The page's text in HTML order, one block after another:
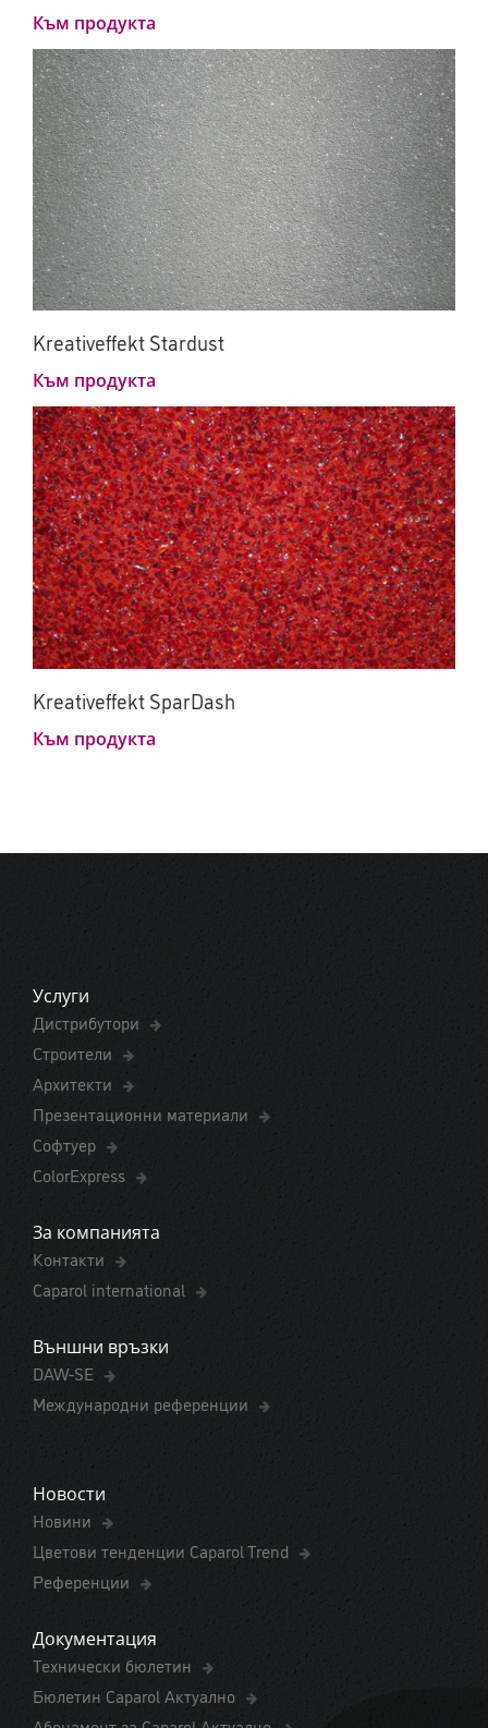
Към продукта
Kreativeffekt Stardust
Към продукта
Kreativeffekt SparDash
Към продукта
Услуги
Дистрибутори
Строители
Архитекти
Презентационни материали
Софтуер
ColorExpress
За компанията
Контакти
Caparol international
Външни връзки
DAW-SE
Международни референции
Новости
Новини
Цветови тенденции Caparol Trend
Референции
Документация
Технически бюлетин
Бюлетин Caparol Актуално